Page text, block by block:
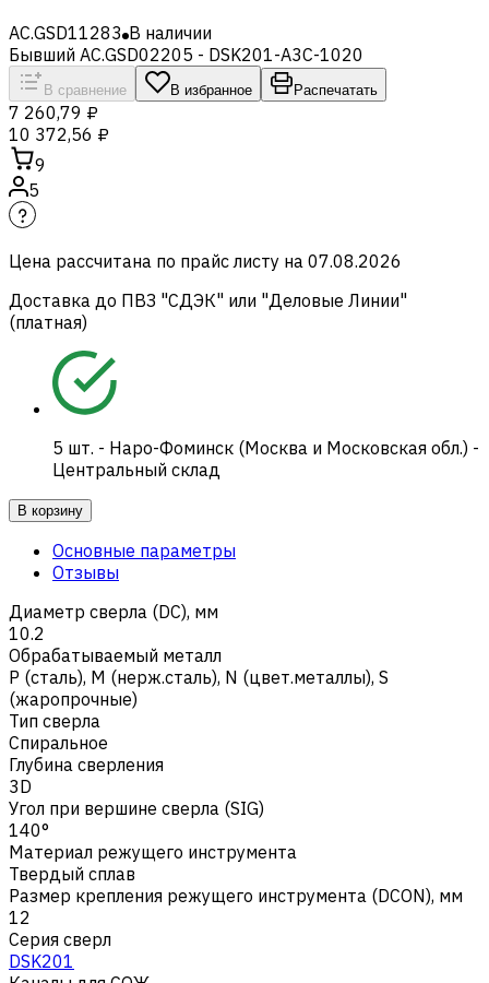
AC.GSD11283 В наличии
Бывший AC.GSD02205 - DSK201-A3C-1020
В сравнение В избранное Распечатать
7 260,79 ₽
10 372,56 ₽
9
5
Цена рассчитана по прайс листу на 07.08.2026
Доставка до ПВЗ "СДЭК" или "Деловые Линии"
(платная)
5 шт. - Наро-Фоминск (Москва и Московская обл.) -
Центральный склад
В корзину
Основные параметры
Отзывы
Диаметр сверла (DC), мм
10.2
Обрабатываемый металл
Р (сталь), M (нерж.сталь), N (цвет.металлы), S
(жаропрочные)
Тип сверла
Спиральное
Глубина сверления
3D
Угол при вершине сверла (SIG)
140°
Материал режущего инструмента
Твердый сплав
Размер крепления режущего инструмента (DCON), мм
12
Серия сверл
DSK201